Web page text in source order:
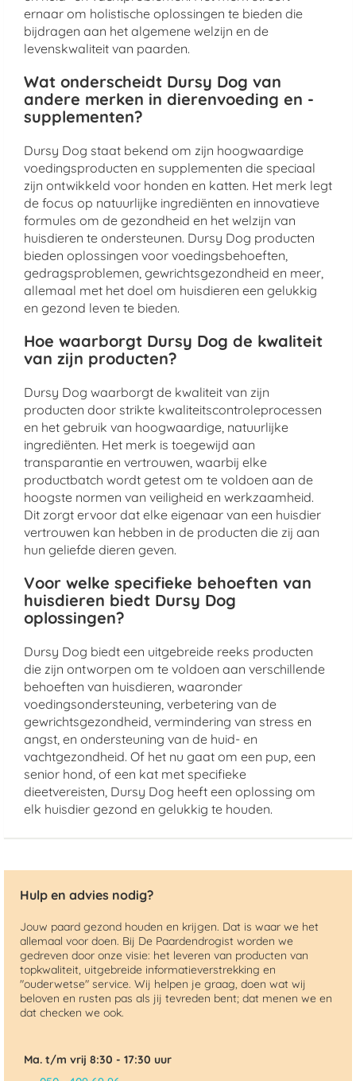
ernaar om holistische oplossingen te bieden die
bijdragen aan het algemene welzijn en de
levenskwaliteit van paarden.
Wat onderscheidt Dursy Dog van
andere merken in dierenvoeding en -
supplementen?
Dursy Dog staat bekend om zijn hoogwaardige
voedingsproducten en supplementen die speciaal
zijn ontwikkeld voor honden en katten. Het merk legt
de focus op natuurlijke ingrediënten en innovatieve
formules om de gezondheid en het welzijn van
huisdieren te ondersteunen. Dursy Dog producten
bieden oplossingen voor voedingsbehoeften,
gedragsproblemen, gewrichtsgezondheid en meer,
allemaal met het doel om huisdieren een gelukkig
en gezond leven te bieden.
Hoe waarborgt Dursy Dog de kwaliteit
van zijn producten?
Dursy Dog waarborgt de kwaliteit van zijn
producten door strikte kwaliteitscontroleprocessen
en het gebruik van hoogwaardige, natuurlijke
ingrediënten. Het merk is toegewijd aan
transparantie en vertrouwen, waarbij elke
productbatch wordt getest om te voldoen aan de
hoogste normen van veiligheid en werkzaamheid.
Dit zorgt ervoor dat elke eigenaar van een huisdier
vertrouwen kan hebben in de producten die zij aan
hun geliefde dieren geven.
Voor welke specifieke behoeften van
huisdieren biedt Dursy Dog
oplossingen?
Dursy Dog biedt een uitgebreide reeks producten
die zijn ontworpen om te voldoen aan verschillende
behoeften van huisdieren, waaronder
voedingsondersteuning, verbetering van de
gewrichtsgezondheid, vermindering van stress en
angst, en ondersteuning van de huid- en
vachtgezondheid. Of het nu gaat om een pup, een
senior hond, of een kat met specifieke
dieetvereisten, Dursy Dog heeft een oplossing om
elk huisdier gezond en gelukkig te houden.
Hulp en advies nodig?
Jouw paard gezond houden en krijgen. Dat is waar we het
allemaal voor doen. Bij De Paardendrogist worden we
gedreven door onze visie: het leveren van producten van
topkwaliteit, uitgebreide informatieverstrekking en
"ouderwetse" service. Wij helpen je graag, doen wat wij
beloven en rusten pas als jij tevreden bent; dat menen we en
dat checken we ook.
Ma. t/m vrij 8:30 - 17:30 uur